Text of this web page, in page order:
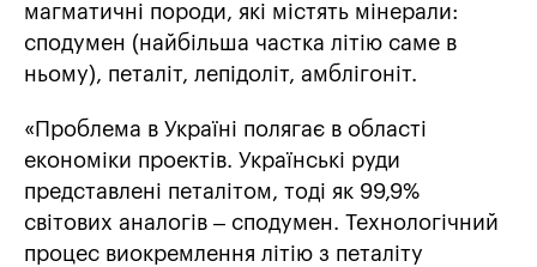
магматичні породи, які містять мінерали:
сподумен (найбільша частка літію саме в
ньому), петаліт, лепідоліт, амблігоніт.
«Проблема в Україні полягає в області
економіки проектів. Українські руди
представлені петалітом, тоді як 99,9%
світових аналогів – сподумен. Технологічний
процес виокремлення літію з петаліту